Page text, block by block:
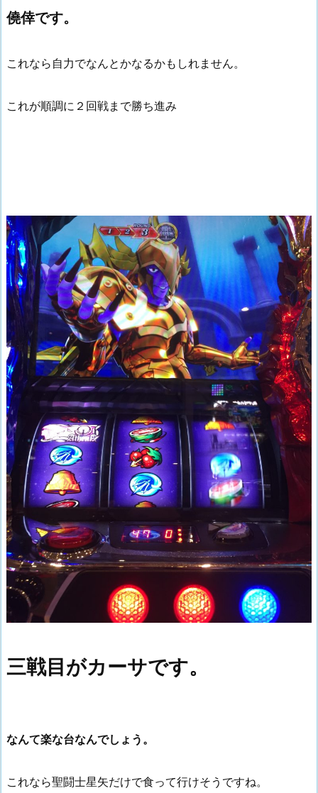
僥倖です。
これなら自力でなんとかなるかもしれません。
これが順調に２回戦まで勝ち進み
三戦目がカーサです。
なんて楽な台なんでしょう。
これなら聖闘士星矢だけで食って行けそうですね。